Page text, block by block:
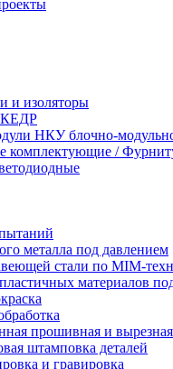
и изоляторы
КЕДР
НКУ блочно-
/
металла под давлением
стали по MIM-
материалов
прошивная и
штамповка деталей
и гравировка